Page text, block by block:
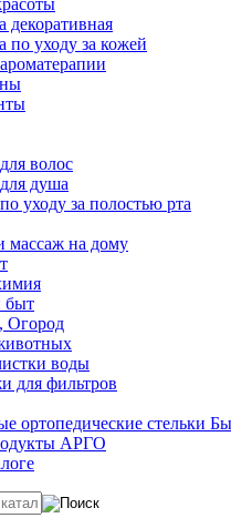
декоративная
по уходу за кожей
волос
душа
уходу за полостью рта
массаж на дому
быт
Огород
воды
для фильтров
ортопедические стельки
АРГО